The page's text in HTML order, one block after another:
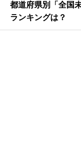
都道府県別「全国
ランキングは？